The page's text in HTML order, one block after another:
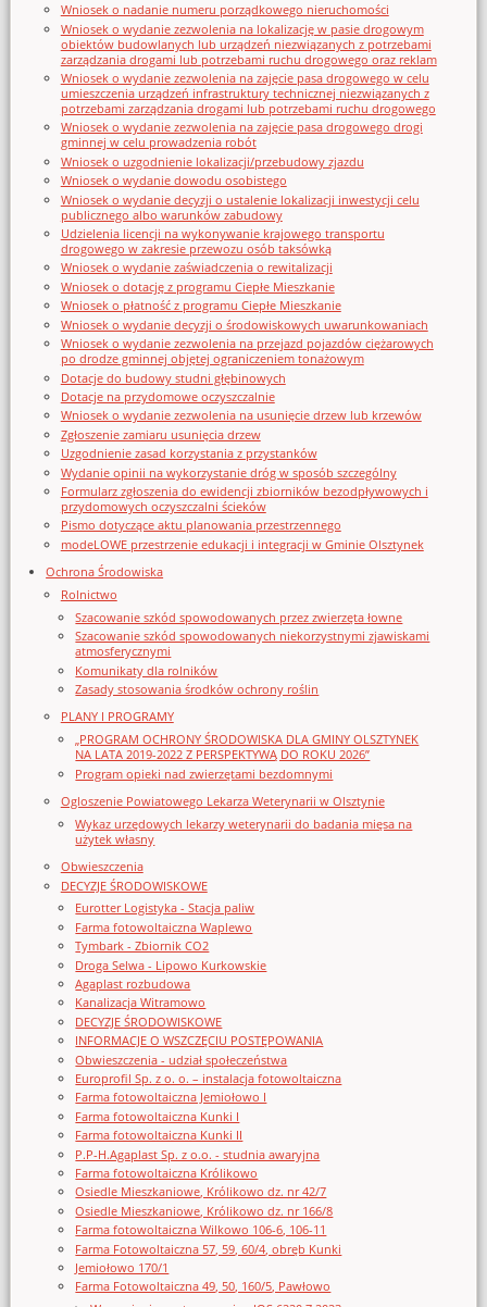
Wniosek o nadanie numeru porządkowego nieruchomości
Wniosek o wydanie zezwolenia na lokalizację w pasie drogowym
obiektów budowlanych lub urządzeń niezwiązanych z potrzebami
zarządzania drogami lub potrzebami ruchu drogowego oraz reklam
Wniosek o wydanie zezwolenia na zajęcie pasa drogowego w celu
umieszczenia urządzeń infrastruktury technicznej niezwiązanych z
potrzebami zarządzania drogami lub potrzebami ruchu drogowego
Wniosek o wydanie zezwolenia na zajęcie pasa drogowego drogi
gminnej w celu prowadzenia robót
Wniosek o uzgodnienie lokalizacji/przebudowy zjazdu
Wniosek o wydanie dowodu osobistego
Wniosek o wydanie decyzji o ustalenie lokalizacji inwestycji celu
publicznego albo warunków zabudowy
Udzielenia licencji na wykonywanie krajowego transportu
drogowego w zakresie przewozu osób taksówką
Wniosek o wydanie zaświadczenia o rewitalizacji
Wniosek o dotację z programu Ciepłe Mieszkanie
Wniosek o płatność z programu Ciepłe Mieszkanie
Wniosek o wydanie decyzji o środowiskowych uwarunkowaniach
Wniosek o wydanie zezwolenia na przejazd pojazdów ciężarowych
po drodze gminnej objętej ograniczeniem tonażowym
Dotacje do budowy studni głębinowych
Dotacje na przydomowe oczyszczalnie
Wniosek o wydanie zezwolenia na usunięcie drzew lub krzewów
Zgłoszenie zamiaru usunięcia drzew
Uzgodnienie zasad korzystania z przystanków
Wydanie opinii na wykorzystanie dróg w sposób szczególny
Formularz zgłoszenia do ewidencji zbiorników bezodpływowych i
przydomowych oczyszczalni ścieków
Pismo dotyczące aktu planowania przestrzennego
modeLOWE przestrzenie edukacji i integracji w Gminie Olsztynek
Ochrona Środowiska
Rolnictwo
Szacowanie szkód spowodowanych przez zwierzęta łowne
Szacowanie szkód spowodowanych niekorzystnymi zjawiskami
atmosferycznymi
Komunikaty dla rolników
Zasady stosowania środków ochrony roślin
PLANY I PROGRAMY
„PROGRAM OCHRONY ŚRODOWISKA DLA GMINY OLSZTYNEK
NA LATA 2019-2022 Z PERSPEKTYWĄ DO ROKU 2026”
Program opieki nad zwierzętami bezdomnymi
Ogloszenie Powiatowego Lekarza Weterynarii w Olsztynie
Wykaz urzędowych lekarzy weterynarii do badania mięsa na
użytek własny
Obwieszczenia
DECYZJE ŚRODOWISKOWE
Eurotter Logistyka - Stacja paliw
Farma fotowoltaiczna Waplewo
Tymbark - Zbiornik CO2
Droga Selwa - Lipowo Kurkowskie
Agaplast rozbudowa
Kanalizacja Witramowo
DECYZJE ŚRODOWISKOWE
INFORMACJE O WSZCZĘCIU POSTĘPOWANIA
Obwieszczenia - udział społeczeństwa
Europrofil Sp. z o. o. – instalacja fotowoltaiczna
Farma fotowoltaiczna Jemiołowo I
Farma fotowoltaiczna Kunki I
Farma fotowoltaiczna Kunki II
P.P-H.Agaplast Sp. z o.o. - studnia awaryjna
Farma fotowoltaiczna Królikowo
Osiedle Mieszkaniowe, Królikowo dz. nr 42/7
Osiedle Mieszkaniowe, Królikowo dz. nr 166/8
Farma fotowoltaiczna Wilkowo 106-6, 106-11
Farma Fotowoltaiczna 57, 59, 60/4, obręb Kunki
Jemiołowo 170/1
Farma Fotowoltaiczna 49, 50, 160/5, Pawłowo